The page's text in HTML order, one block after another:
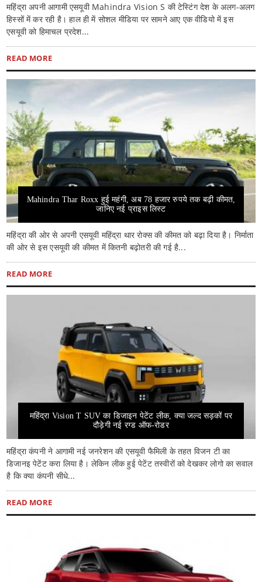
महिंद्रा अपनी आगामी एसयूवी Mahindra Vision S की टेस्टिंग देश के अलग-अलग
हिस्सों में कर रही है। हाल ही में सोशल मीडिया पर सामने आए एक वीडियो में इस
एसयूवी को हिमाचल प्रदेश...
READ MORE
Mahindra Thar Roxx हुई महंगी, अब 78 हजार रुपये तक बढ़ी कीमत,
जानिए नई प्राइस लिस्ट
महिंद्रा की ओर से अपनी एसयूवी महिंद्रा थार रोक्स की कीमत को बढ़ा दिया है। निर्माता
की ओर से इस एसयूवी की कीमत में कितनी बढ़ोतरी की गई है...
READ MORE
महिंद्रा Vision T SUV का डिजाइन पेटेंट लीक, क्या जल्द सड़कों पर
दौड़ेगी नई रग्ड ऑफ-रोडर
महिंद्रा कंपनी ने आगामी नई जनरेशन की एसयूवी फैमिली के तहत विजन टी का
डिजानइ पेटेंट करा लिया है। लेकिन लीक हुई पेटेंट तस्वीरों को देखकर लोगो का सवाल
है कि क्या कंपनी सीधे...
READ MORE